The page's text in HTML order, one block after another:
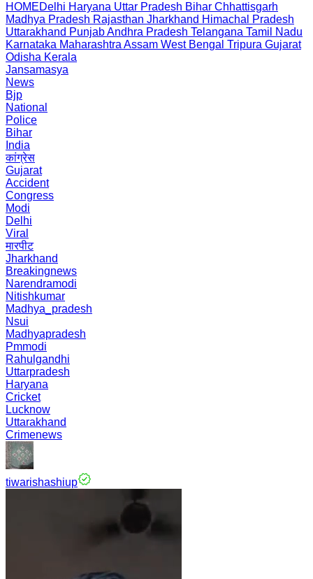
HOMEDelhi Haryana Uttar Pradesh Bihar Chhattisgarh
Madhya Pradesh Rajasthan Jharkhand Himachal Pradesh
Uttarakhand PunjabAndhra Pradesh Telangana Tamil Nadu
Karnataka Maharashtra Assam West Bengal Tripura Gujarat
Odisha Kerala
Jansamasya
News
Bjp
National
Police
Bihar
India
कांग्रेस
Gujarat
Accident
Congress
Modi
Delhi
Viral
मारपीट
Jharkhand
Breakingnews
Narendramodi
Nitishkumar
Madhya_pradesh
Nsui
Madhyapradesh
Pmmodi
Rahulgandhi
Uttarpradesh
Haryana
Cricket
Lucknow
Uttarakhand
Crimenews
tiwarishashiup